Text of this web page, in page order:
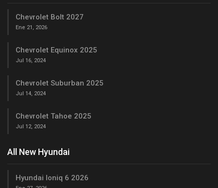
Chevrolet Bolt 2027
Ene 21, 2026
Chevrolet Equinox 2025
Jul 16, 2024
Chevrolet Suburban 2025
Jul 14, 2024
Chevrolet Tahoe 2025
Jul 12, 2024
All New Hyundai
Hyundai Ioniq 6 2026